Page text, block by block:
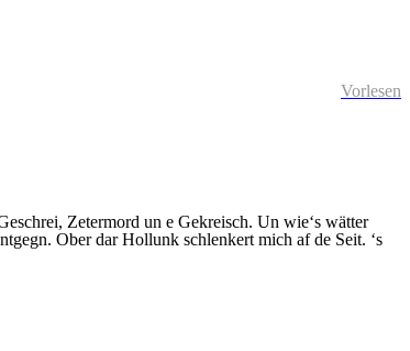
Vorlesen
Zetermord un e Gekreisch. Un wie‘s wätter
Ober dar Hollunk schlenkert mich af de Seit. ‘s